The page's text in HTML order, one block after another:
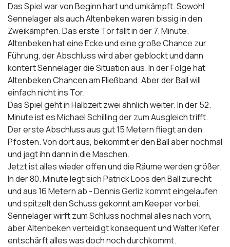
Das Spiel war von Beginn hart und umkämpft. Sowohl
Sennelager als auch Altenbeken waren bissig in den
Zweikämpfen. Das erste Tor fällt in der 7. Minute.
Altenbeken hat eine Ecke und eine große Chance zur
Führung, der Abschluss wird aber geblockt und dann
kontert Sennelager die Situation aus. In der Folge hat
Altenbeken Chancen am Fließband. Aber der Ball will
einfach nicht ins Tor.
Das Spiel geht in Halbzeit zwei ähnlich weiter. In der 52.
Minute ist es Michael Schilling der zum Ausgleich trifft.
Der erste Abschluss aus gut 15 Metern fliegt an den
Pfosten. Von dort aus, bekommt er den Ball aber nochmal
und jagt ihn dann in die Maschen.
Jetzt ist alles wieder offen und die Räume werden größer.
In der 80. Minute legt sich Patrick Loos den Ball zurecht
und aus 16 Metern ab - Dennis Gerliz kommt eingelaufen
und spitzelt den Schuss gekonnt am Keeper vorbei.
Sennelager wirft zum Schluss nochmal alles nach vorn,
aber Altenbeken verteidigt konsequent und Walter Kefer
entschärft alles was doch noch durchkommt.